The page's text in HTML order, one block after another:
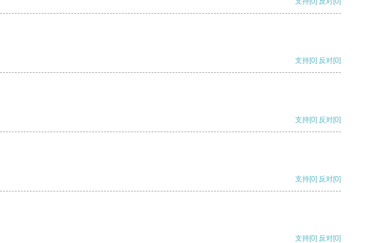
支持[0] 反对[0]
支持[0] 反对[0]
支持[0] 反对[0]
支持[0] 反对[0]